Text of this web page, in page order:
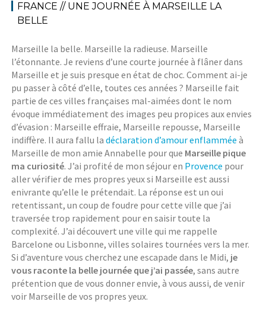
FRANCE // UNE JOURNÉE À MARSEILLE LA
BELLE
Marseille la belle. Marseille la radieuse. Marseille
l’étonnante. Je reviens d’une courte journée à flâner dans
Marseille et je suis presque en état de choc. Comment ai-je
pu passer à côté d’elle, toutes ces années ? Marseille fait
partie de ces villes françaises mal-aimées dont le nom
évoque immédiatement des images peu propices aux envies
d’évasion : Marseille effraie, Marseille repousse, Marseille
indiffère. Il aura fallu ladéclaration d’amour enflammée à
Marseille de mon amie Annabelle pour que Marseille pique
ma curiosité. J’ai profité de mon séjour en Provence pour
aller vérifier de mes propres yeux si Marseille est aussi
enivrante qu’elle le prétendait. La réponse est un oui
retentissant, un coup de foudre pour cette ville que j’ai
traversée trop rapidement pour en saisir toute la
complexité. J’ai découvert une ville qui me rappelle
Barcelone ou Lisbonne, villes solaires tournées vers la mer.
Si d’aventure vous cherchez une escapade dans le Midi, je
vous raconte la belle journée que j’ai passée, sans autre
prétention que de vous donner envie, à vous aussi, de venir
voir Marseille de vos propres yeux.